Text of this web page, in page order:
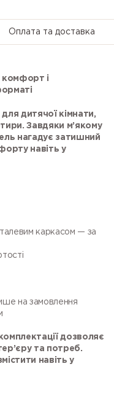
27 28
31 32
Оплата та доставка
комфорт і
дитячої кімнати,
Завдяки м’якому
нагадує затишний
навіть у
каркасом — за
на замовлення
дозволяє
та потреб.
навіть у